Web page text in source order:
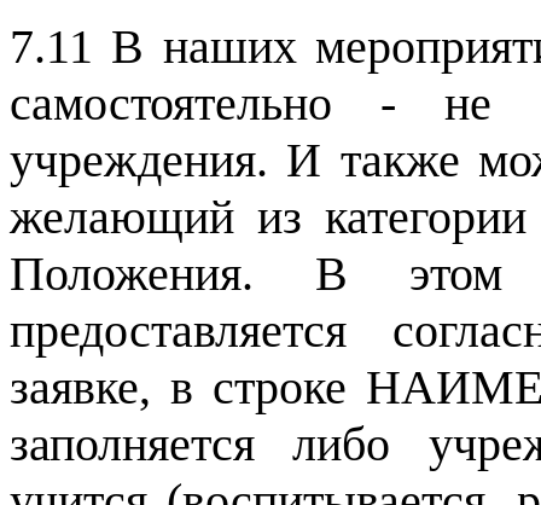
7.11 В наших
самостоятельно - не
учреждения. И также
желающий из категории
Положения. В этом
предоставляется
заявке, в строке
заполняется либо